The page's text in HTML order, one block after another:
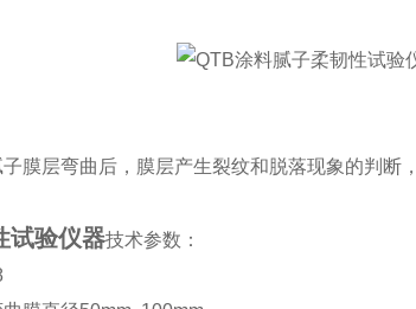
膜层弯曲后，膜层产生裂纹和脱落现象的判断
试验仪器技术参数：